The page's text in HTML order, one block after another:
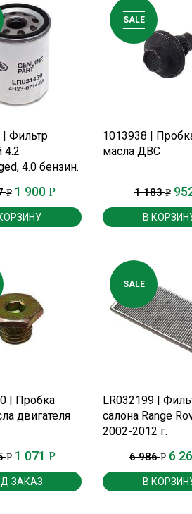
| Фильтр
4.2
4.0 бензин.
Р 1 900 Р
SALE
1013938 |
масла ДВС
1 183Р
В
| Пробка
двигателя
Р 1 071 Р
ЗАКАЗ
SALE
LR032199 |
салона Range
2002-2012 г.
6 986Р 6
В